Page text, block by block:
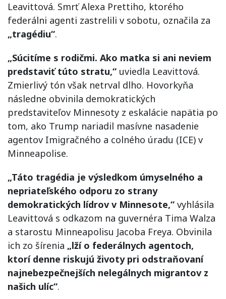
Leavittová. Smrť Alexa Prettiho, ktorého
federálni agenti zastrelili v sobotu, označila za
„tragédiu“.
„Súcitíme s rodičmi. Ako matka si ani neviem
predstaviť túto stratu,“ uviedla Leavittová.
Zmierlivý tón však netrval dlho. Hovorkyňa
následne obvinila demokratických
predstaviteľov Minnesoty z eskalácie napätia po
tom, ako Trump nariadil masívne nasadenie
agentov Imigračného a colného úradu (ICE) v
Minneapolise.
„Táto tragédia je výsledkom úmyselného a
nepriateľského odporu zo strany
demokratických lídrov v Minnesote,“ vyhlásila
Leavittová s odkazom na guvernéra Tima Walza
a starostu Minneapolisu Jacoba Freya. Obvinila
ich zo šírenia „lží o federálnych agentoch,
ktorí denne riskujú životy pri odstraňovaní
najnebezpečnejších nelegálnych migrantov z
našich ulíc“.